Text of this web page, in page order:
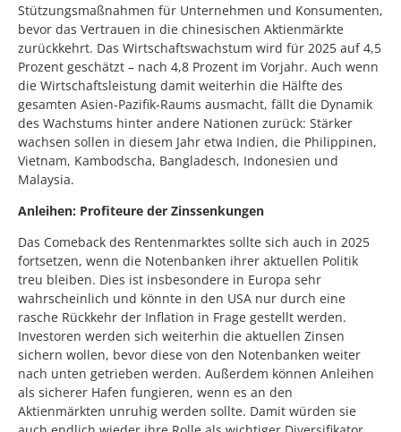
Stützungsmaßnahmen für Unternehmen und Konsumenten,
bevor das Vertrauen in die chinesischen Aktienmärkte
zurückkehrt. Das Wirtschaftswachstum wird für 2025 auf 4,5
Prozent geschätzt – nach 4,8 Prozent im Vorjahr. Auch wenn
die Wirtschaftsleistung damit weiterhin die Hälfte des
gesamten Asien-Pazifik-Raums ausmacht, fällt die Dynamik
des Wachstums hinter andere Nationen zurück: Stärker
wachsen sollen in diesem Jahr etwa Indien, die Philippinen,
Vietnam, Kambodscha, Bangladesch, Indonesien und
Malaysia.
Anleihen: Profiteure der Zinssenkungen
Das Comeback des Rentenmarktes sollte sich auch in 2025
fortsetzen, wenn die Notenbanken ihrer aktuellen Politik
treu bleiben. Dies ist insbesondere in Europa sehr
wahrscheinlich und könnte in den USA nur durch eine
rasche Rückkehr der Inflation in Frage gestellt werden.
Investoren werden sich weiterhin die aktuellen Zinsen
sichern wollen, bevor diese von den Notenbanken weiter
nach unten getrieben werden. Außerdem können Anleihen
als sicherer Hafen fungieren, wenn es an den
Aktienmärkten unruhig werden sollte. Damit würden sie